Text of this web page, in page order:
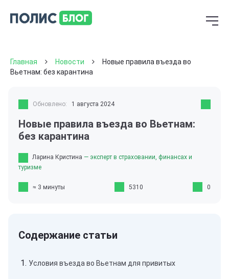
Главная Новости
Новые правила въезда во
Вьетнам: без карантина
Обновлено: 1 августа 2024
Новые правила въезда во Вьетнам:
без карантина
Ларина Кристина — эксперт в страховании, финансах и
туризме
≈ 3 минуты 5310 0
Условия въезда во Вьетнам для привитых